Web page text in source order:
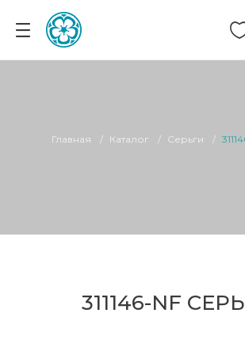
Главная Каталог Серьги
311146-NF